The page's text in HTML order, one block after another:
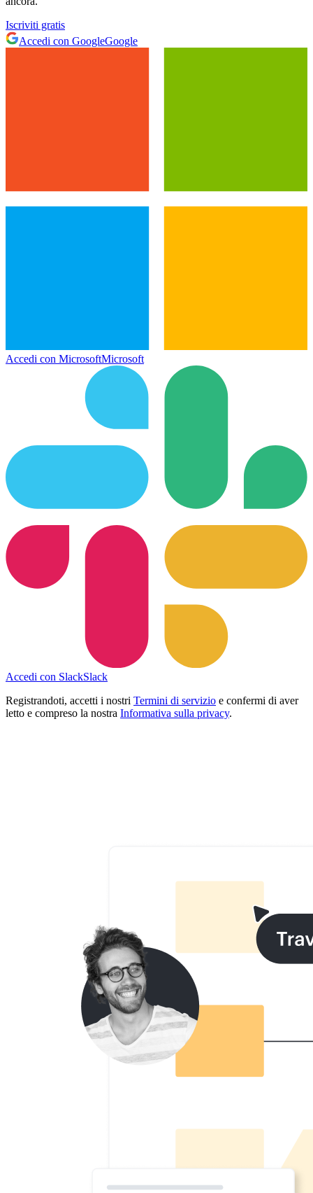
Iscriviti gratis
Accedi con GoogleGoogle
Accedi con MicrosoftMicrosoft
Accedi con SlackSlack
Registrandoti, accetti i nostri Termini di servizio e confermi di aver
letto e compreso la nostra Informativa sulla privacy.